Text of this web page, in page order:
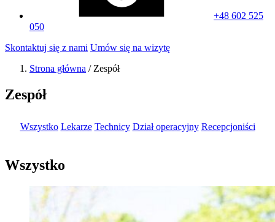
+48 602 525
050
Skontaktuj się z nami Umów się na wizytę
Strona główna / Zespół
Zespół
Wszystko Lekarze Technicy Dział operacyjny Recepcjoniści
Wszystko